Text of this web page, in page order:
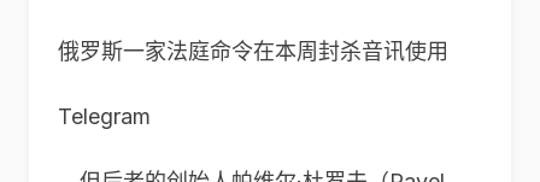
俄罗斯一家法庭命令在本周封杀音讯使用
Telegram